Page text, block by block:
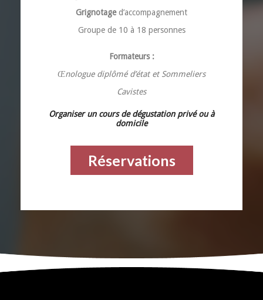
Grignotaged’accompagnement
Groupe de 10 à 18 personnes
Formateurs :
Œnologue diplômé d’état et Sommeliers
Cavistes
Organiser un cours de dégustation privé ou à
domicile
Réservations